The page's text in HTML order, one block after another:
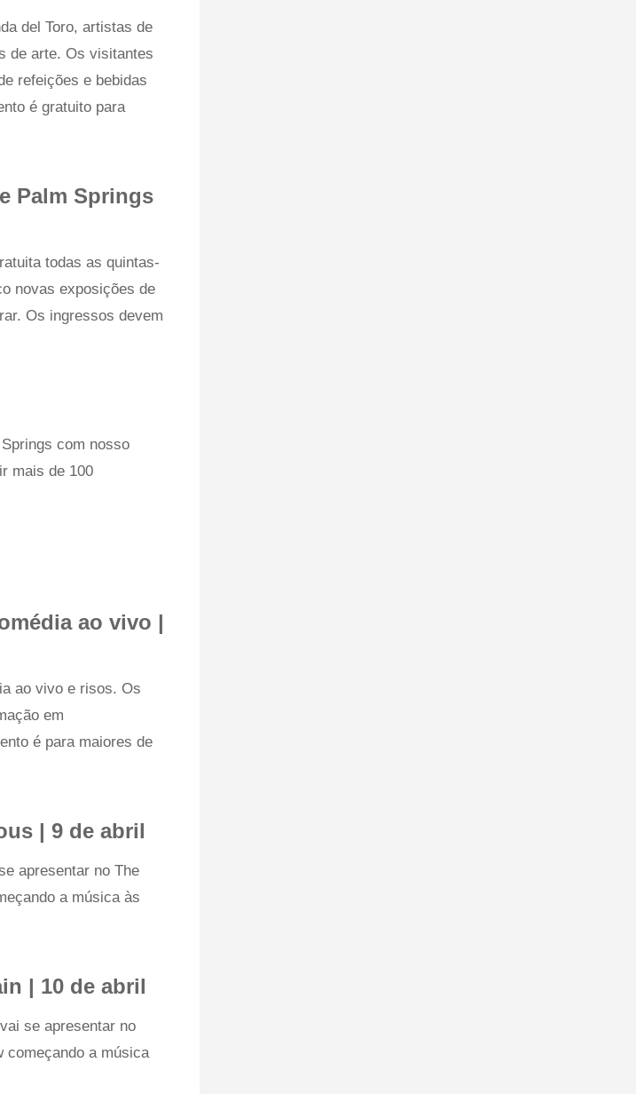
del Toro, artistas de
de arte. Os visitantes
refeições e bebidas
é gratuito para
Palm Springs
todas as quintas-
novas exposições de
Os ingressos devem
com nosso
mais de 100
ao vivo |
ao vivo e risos. Os
em
é para maiores de
| 9 de abril
apresentar no The
a música às
| 10 de abril
se apresentar no
começando a música